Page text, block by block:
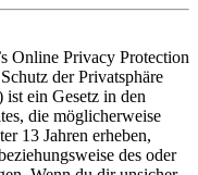
Online Privacy Protection
der Privatsphäre
ein Gesetz in den
die möglicherweise
13 Jahren erheben,
des oder